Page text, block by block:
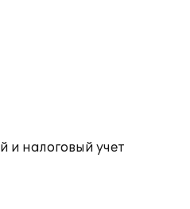
и налоговый учет